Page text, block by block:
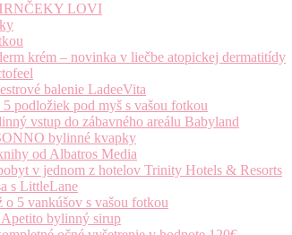
LOVI
krém – novinka v liečbe atopickej dermatitídy
balenie LadeeVita
podložiek pod myš s vašou fotkou
vstup do zábavného areálu Babyland
bylinné kvapky
od Albatros Media
v jednom z hotelov Trinity Hotels & Resorts
s LittleLane
5 vankúšov s vašou fotkou
bylinný sirup